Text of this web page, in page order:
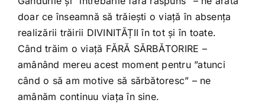
doar ce înseamnă să trăiești o viață în absența
realizării trăirii DIVINITĂȚII în tot și în toate.
Când trăim o viață FĂRĂ SĂRBĂTORIRE –
amânând mereu acest moment pentru ”atunci
când o să am motive să sărbătoresc” – ne
amânăm continuu viața în sine.